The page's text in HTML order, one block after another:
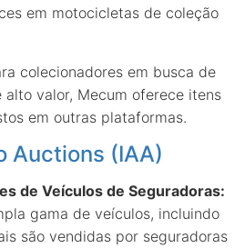
em motocicletas de coleção
colecionadores em busca de
alto valor, Mecum oferece itens
em outras plataformas.
Auctions (IAA)
de Veículos de Seguradoras:
gama de veículos, incluindo
são vendidas por seguradoras